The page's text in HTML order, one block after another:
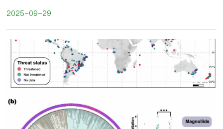
学学会生物入侵生态专业委员会、中国生态学学会种群生态专业委员
会、浙江省森林生态定位观测研究站（临海站）、台州市博士联谊会
等单位联合举办的“全国受损生态系统修复及产业发展创新大会”在
浙江台州顺利举行。台州学院校长、党委副书...
2025-09-29